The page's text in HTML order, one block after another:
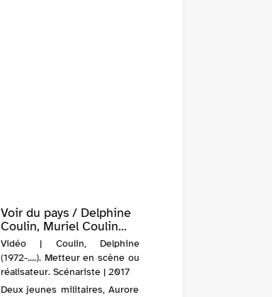
Voir du pays / Delphine
Coulin, Muriel Coulin...
Vidéo | Coulin, Delphine
(1972-....). Metteur en scène ou
réalisateur. Scénariste | 2017
Deux jeunes militaires, Aurore